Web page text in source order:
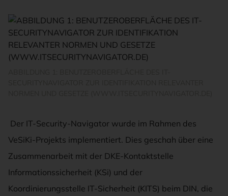
Der IT-Security-Navigator wurde im Rahmen des
VeSiKi-Projekts implementiert. Dies geschah über eine
Zusammenarbeit mit der DKE-Kontaktstelle
Informationssicherheit (KSi) und der
Koordinierungsstelle IT-Sicherheit (KITS) beim DIN, die